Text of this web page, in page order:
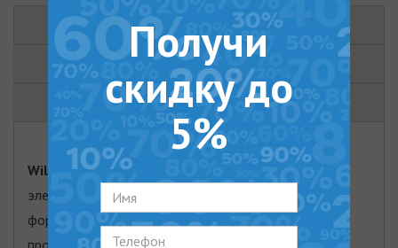
ОПИСАНИЕ
ХАРАКТЕРИСТИКИ
ОТЗЫВЫ (2)
Willer EV100DR Optima
- надежный накопительный
электрический бойлер цилиндрической
формы объемом 100 литров. Уникальная технология
производства: внутренний бак бойлера состоит из
Получи
скидку до
5%